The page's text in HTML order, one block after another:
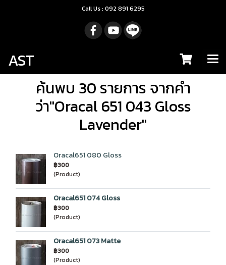
Call Us : 092 891 6295
AST
ค้นพบ 30 รายการ จากคำ
ว่า"Oracal 651 043 Gloss
Lavender"
Oracal651 080 Gloss
฿300
(Product)
Oracal651 074 Gloss
฿300
(Product)
Oracal651 073 Matte
฿300
(Product)